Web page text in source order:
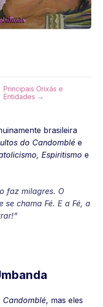
Principais Orixás e
Entidades →
brasileira
do Candomblé e
Espiritismo e
faz milagres. O
se chama Fé. E a Fé, a
Candomblé, mas eles